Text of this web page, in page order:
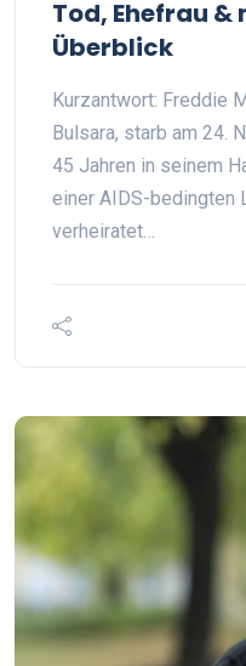
Tod, Ehefrau &
Überblick
Kurzantwort: Freddie
Bulsara, starb am 24.
45 Jahren in seinem
einer AIDS-bedingten
verheiratet…